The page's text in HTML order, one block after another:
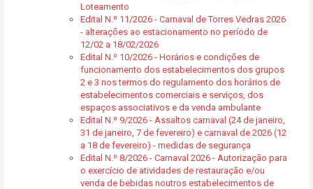
Loteamento
Edital N.º 11/2026 - Carnaval de Torres Vedras 2026
- alterações ao estacionamento no período de
12/02 a 18/02/2026
Edital N.º 10/2026 - Horários e condições de
funcionamento dos estabelecimentos dos grupos
2 e 3 nos termos do regulamento dos horários de
estabelecimentos comerciais e serviços, dos
espaços associativos e da venda ambulante
Edital N.º 9/2026 - Assaltos carnaval (24 de janeiro,
31 de janeiro, 7 de fevereiro) e carnaval de 2026 (12
a 18 de fevereiro) - medidas de segurança
Edital N.º 8/2026 - Carnaval 2026 - Autorização para
o exercício de atividades de restauração e/ou
venda de bebidas noutros estabelecimentos de